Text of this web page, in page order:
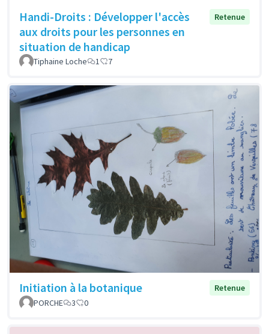
Handi-Droits : Développer l'accès
aux droits pour les personnes en
situation de handicap
Retenue
Tiphaine Loche 1 7
Initiation à la botanique
Retenue
PORCHE
3 0